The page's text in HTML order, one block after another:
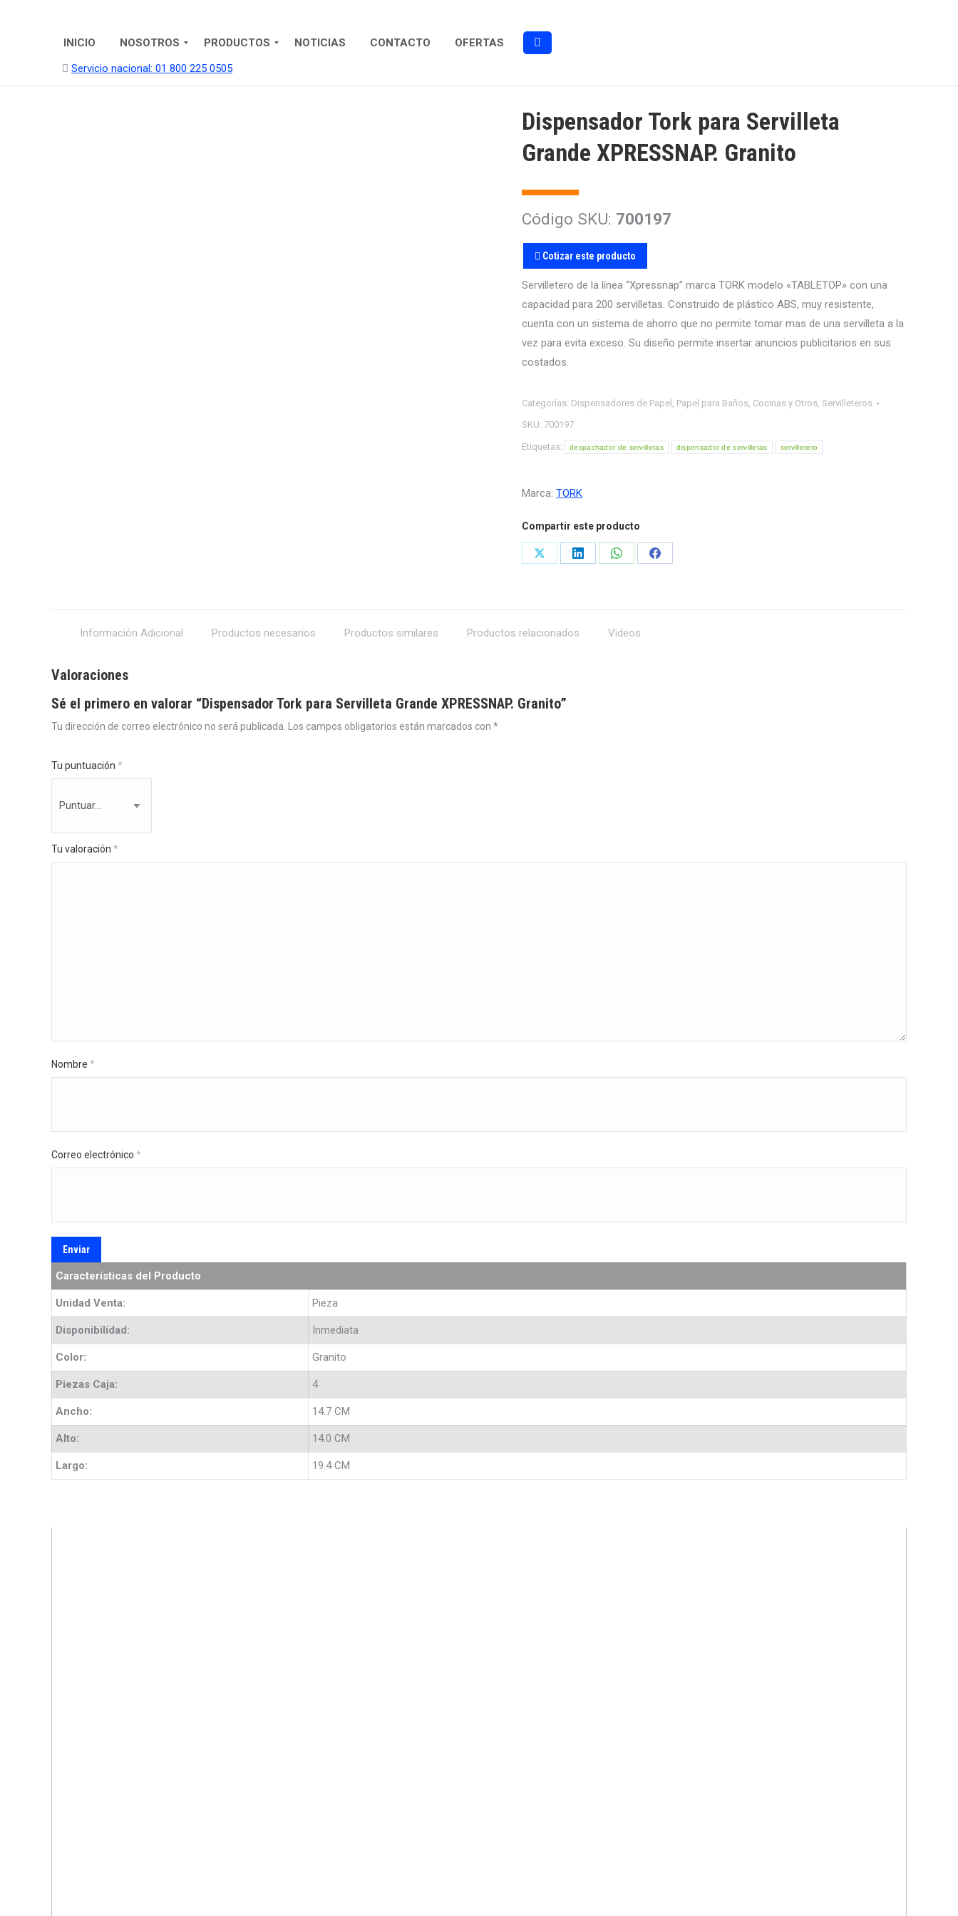
Servicio nacional: 01 800 225 0505
INICIO NOSOTROS PRODUCTOS NOTICIAS CONTACTO
OFERTAS
Dispensador Tork para Servilleta
Grande XPRESSNAP. Granito
Código SKU: 700197
Cotizar este producto
Servilletero de la línea “Xpressnap” marca TORK modelo «TABLETOP» con una
capacidad para 200 servilletas. Construido de plástico ABS, muy resistente,
cuenta con un sistema de ahorro que no permite tomar mas de una servilleta a la
vez para evita exceso. Su diseño permite insertar anuncios publicitarios en sus
costados.
Categorías: Dispensadores de Papel , Papel para Baños, Cocinas y Otros, Servilleteros
SKU: 700197
Etiquetas: despachador de servilletas dispensador de servilletas servilletero
Marca: TORK
Compartir este producto
Share
Share
Share
Share
Información Adicional Productos necesarios Productos similares Productos relacionados Videos
Valoraciones
Sé el primero en valorar “Dispensador Tork para Servilleta Grande XPRESSNAP. Granito”
Tu dirección de correo electrónico no será publicada. Los campos obligatorios están marcados con *
Tu puntuación *
Tu valoración *
Nombre *
Correo electrónico *
Características del Producto
Unidad Venta: Pieza
Disponibilidad: Inmediata
Color: Granito
Piezas Caja: 4
Ancho: 14.7 CM
Alto: 14.0 CM
Largo: 19.4 CM